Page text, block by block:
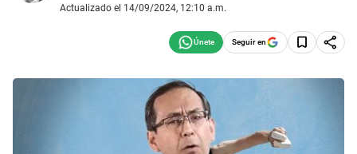
Actualizado el 14/09/2024, 12:10 a.m.
Seguir en